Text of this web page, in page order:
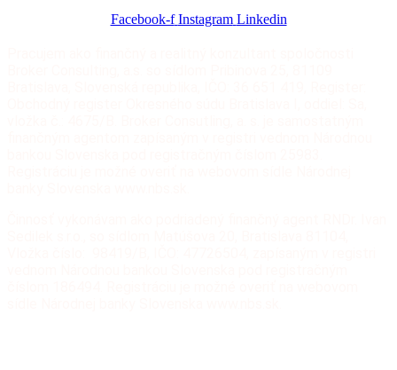
Facebook-f Instagram Linkedin